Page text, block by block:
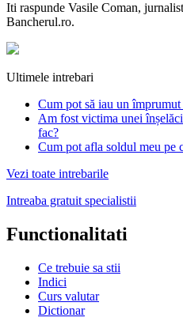
Iti raspunde Vasile Coman,
Bancherul.ro.
Ultimele intrebari
Cum pot să iau un
Am fost victima unei
fac?
Cum pot afla soldul meu pe
Vezi toate intrebarile
Intreaba gratuit specialistii
Functionalitati
Ce trebuie sa stii
Indici
Curs valutar
Dictionar